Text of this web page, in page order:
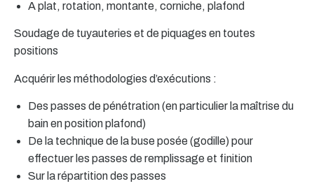
A plat, rotation, montante, corniche, plafond
Soudage de tuyauteries et de piquages en toutes
positions
Acquérir les méthodologies d’exécutions :
Des passes de pénétration (en particulier la maîtrise du
bain en position plafond)
De la technique de la buse posée (godille) pour
effectuer les passes de remplissage et finition
Sur la répartition des passes